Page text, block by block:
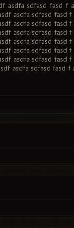
asdfa sdfasd fasd f
asdfa sdfasd fasd
asdfa sdfasd fasd
asdfa sdfasd fasd
asdfa sdfasd fasd
asdfa sdfasd fasd
asdfa sdfasd fasd
asdfa sdfasd fasd